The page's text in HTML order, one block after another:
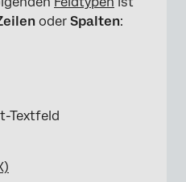
oder Spalten:
Textfeld